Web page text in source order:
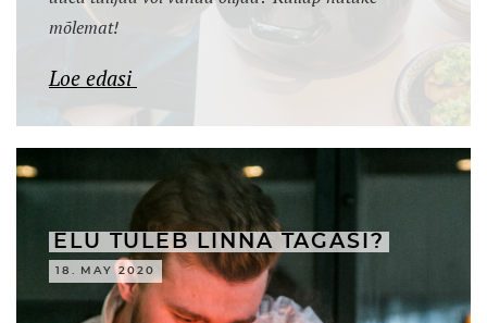
mõlemat!
Loe edasi
ELU TULEB LINNA TAGASI?
18. MAY 2020